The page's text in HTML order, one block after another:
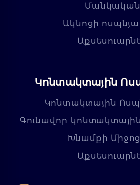
Մանկական
Ակնոցի
Կոնտակտային
Կոնտակտային
Գունավոր
Խնամքի